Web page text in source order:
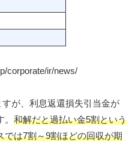
corporate/ir/news/
が、利息返還損失引当金が
和解だと過払い金5割という
では7割～9割ほどの回収が期